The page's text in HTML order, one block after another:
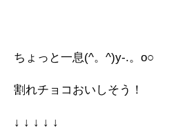
ちょっと一息(^。^)y-.。o○
割れチョコおいしそう！
↓ ↓ ↓ ↓ ↓